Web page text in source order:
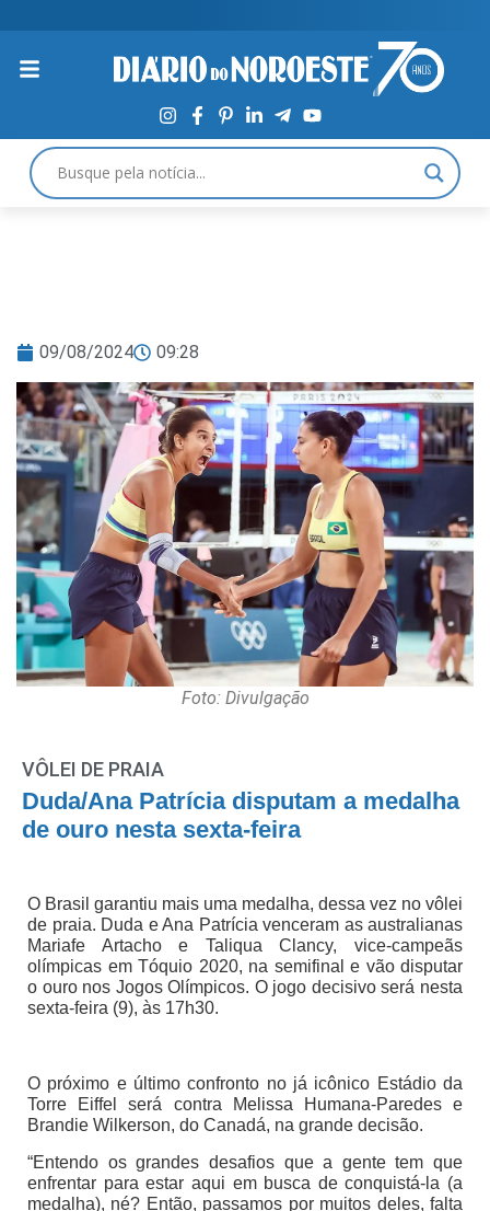
09/08/2024 09:28
Foto: Divulgação
VÔLEI DE PRAIA
Duda/Ana Patrícia disputam a medalha
de ouro nesta sexta-feira
O Brasil garantiu mais uma medalha, dessa vez no vôlei
de praia. Duda e Ana Patrícia venceram as australianas
Mariafe Artacho e Taliqua Clancy, vice-campeãs
olímpicas em Tóquio 2020, na semifinal e vão disputar
o ouro nos Jogos Olímpicos. O jogo decisivo será nesta
sexta-feira (9), às 17h30.
O próximo e último confronto no já icônico Estádio da
Torre Eiffel será contra Melissa Humana-Paredes e
Brandie Wilkerson, do Canadá, na grande decisão.
“Entendo os grandes desafios que a gente tem que
enfrentar para estar aqui em busca de conquistá-la (a
medalha), né? Então, passamos por muitos deles, falta